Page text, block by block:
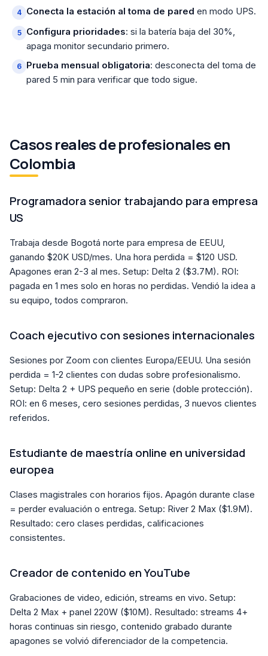
Conecta la estación al toma de pared en modo UPS.
Configura prioridades: si la batería baja del 30%,
apaga monitor secundario primero.
Prueba mensual obligatoria: desconecta del toma de
pared 5 min para verificar que todo sigue.
Casos reales de profesionales en
Colombia
Programadora senior trabajando para empresa
US
Trabaja desde Bogotá norte para empresa de EEUU,
ganando $20K USD/mes. Una hora perdida = $120 USD.
Apagones eran 2-3 al mes. Setup: Delta 2 ($3.7M). ROI:
pagada en 1 mes solo en horas no perdidas. Vendió la idea a
su equipo, todos compraron.
Coach ejecutivo con sesiones internacionales
Sesiones por Zoom con clientes Europa/EEUU. Una sesión
perdida = 1-2 clientes con dudas sobre profesionalismo.
Setup: Delta 2 + UPS pequeño en serie (doble protección).
ROI: en 6 meses, cero sesiones perdidas, 3 nuevos clientes
referidos.
Estudiante de maestría online en universidad
europea
Clases magistrales con horarios fijos. Apagón durante clase
= perder evaluación o entrega. Setup: River 2 Max ($1.9M).
Resultado: cero clases perdidas, calificaciones
consistentes.
Creador de contenido en YouTube
Grabaciones de video, edición, streams en vivo. Setup:
Delta 2 Max + panel 220W ($10M). Resultado: streams 4+
horas continuas sin riesgo, contenido grabado durante
apagones se volvió diferenciador de la competencia.